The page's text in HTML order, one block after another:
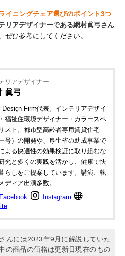
イニングチェア選びのポイント3つ
リアデザイナーである網村眞弓さん
ぜひ参考にしてください。
リアデザイナー
眞弓
Design Firm代表。インテリアデザイ
福祉住環境デザイナー・カラースペ
スト。都市型高齢者専用賃貸住宅
一号）の開発や、厚生省の助成事業で
よる快適性の効果検証に取り組むな
究と多くの実践を活かし、健康で快
らしをご提案しています。講演、執
ディア出演多数。
Facebook
Instagram
んには2023年9月に解説していた
の商品の価格は更新日現在のもの